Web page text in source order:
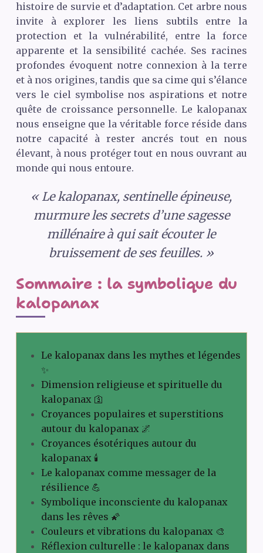
histoire de survie et d’adaptation. Cet arbre nous
invite à explorer les liens subtils entre la
protection et la vulnérabilité, entre la force
apparente et la sensibilité cachée. Ses racines
profondes évoquent notre connexion à la terre
et à nos origines, tandis que sa cime qui s’élance
vers le ciel symbolise nos aspirations et notre
quête de croissance personnelle. Le kalopanax
nous enseigne que la véritable force réside dans
notre capacité à rester ancrés tout en nous
élevant, à nous protéger tout en nous ouvrant au
monde qui nous entoure.
« Le kalopanax, sentinelle épineuse,
murmure les secrets d’une sagesse
millénaire à qui sait écouter le
bruissement de ses feuilles. »
Sommaire : la symbolique du
kalopanax
Le kalopanax dans les mythes et légendes
✨
Dimension religieuse et spirituelle du
kalopanax 🛐
Croyances populaires et superstitions
autour du kalopanax 🌌
Croyances ésotériques autour du
kalopanax 🕯️
Le kalopanax comme messager de la
résilience 💪
Symbolique inconsciente du kalopanax
dans les rêves 🌠
Couleurs et vibrations du kalopanax 🎨
Réflexion culturelle : le kalopanax dans